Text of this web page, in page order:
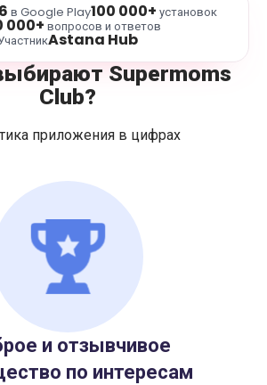
в Google Play100 000+ установок
000+ вопросов и ответов
Astana Hub
Supermoms
Club?
приложения в цифрах
и отзывчивое
по интересам